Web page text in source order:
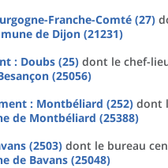
Franche-Comté (27)
de Dijon (21231)
: Doubs (25) dont le chef-
(25056)
: Montbéliard (252) dont
de Montbéliard (25388)
(2503) dont le bureau
de Bavans (25048)